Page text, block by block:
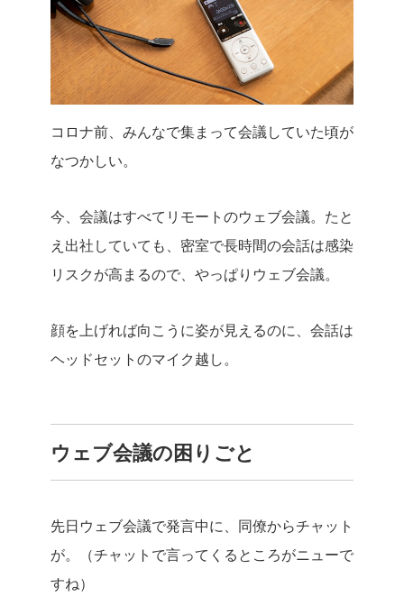
コロナ前、みんなで集まって会議していた頃が
なつかしい。
今、会議はすべてリモートのウェブ会議。たと
え出社していても、密室で長時間の会話は感染
リスクが高まるので、やっぱりウェブ会議。
顔を上げれば向こうに姿が見えるのに、会話は
ヘッドセットのマイク越し。
ウェブ会議の困りごと
先日ウェブ会議で発言中に、同僚からチャット
が。（チャットで言ってくるところがニューで
すね）